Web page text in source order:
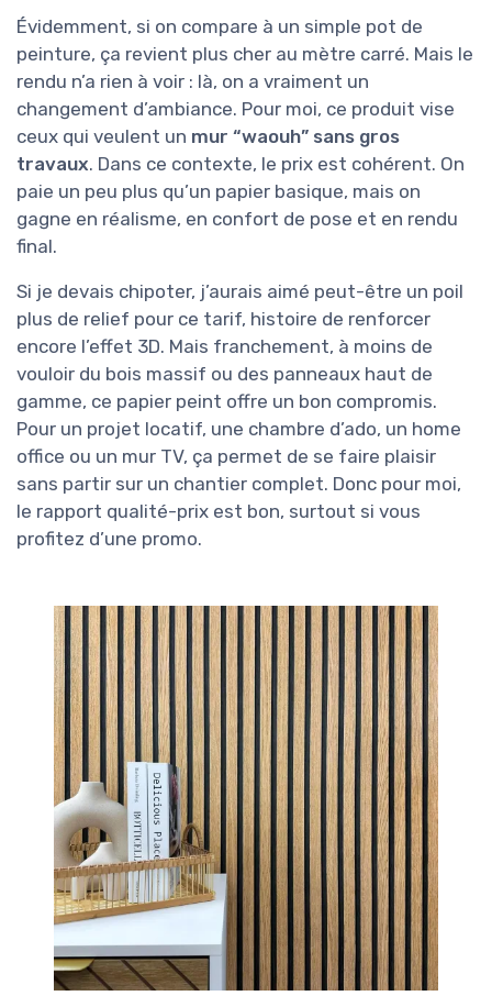
Évidemment, si on compare à un simple pot de
peinture, ça revient plus cher au mètre carré. Mais le
rendu n’a rien à voir : là, on a vraiment un
changement d’ambiance. Pour moi, ce produit vise
ceux qui veulent un mur “waouh” sans gros
travaux. Dans ce contexte, le prix est cohérent. On
paie un peu plus qu’un papier basique, mais on
gagne en réalisme, en confort de pose et en rendu
final.
Si je devais chipoter, j’aurais aimé peut-être un poil
plus de relief pour ce tarif, histoire de renforcer
encore l’effet 3D. Mais franchement, à moins de
vouloir du bois massif ou des panneaux haut de
gamme, ce papier peint offre un bon compromis.
Pour un projet locatif, une chambre d’ado, un home
office ou un mur TV, ça permet de se faire plaisir
sans partir sur un chantier complet. Donc pour moi,
le rapport qualité-prix est bon, surtout si vous
profitez d’une promo.